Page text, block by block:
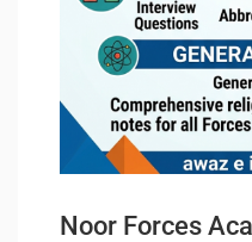
Noor Forces